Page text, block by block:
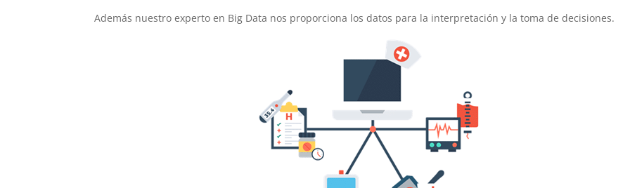
Además nuestro experto en Big Data nos proporciona los datos para la interpretación y la toma de decisiones.